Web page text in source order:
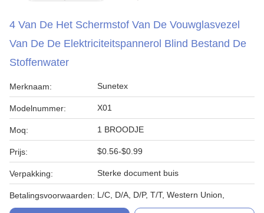
4 Van De Het Schermstof Van De Vouwglasvezel
Van De De Elektriciteitspannerol Blind Bestand De
Stoffenwater
Merknaam: Sunetex
Modelnummer: X01
Moq: 1 BROODJE
Prijs: $0.56-$0.99
Verpakking: Sterke document buis
Betalingsvoorwaarden: L/C, D/A, D/P, T/T, Western Union,